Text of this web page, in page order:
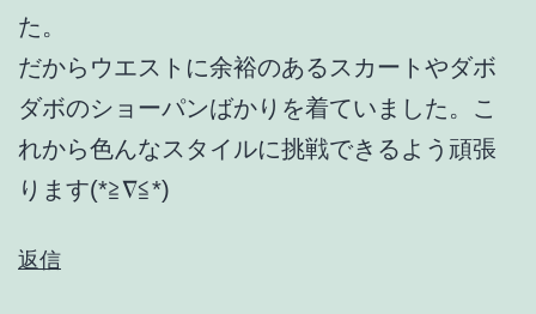
た。
だからウエストに余裕のあるスカートやダボ
ダボのショーパンばかりを着ていました。こ
れから色んなスタイルに挑戦できるよう頑張
ります(*≧∇≦*)
返信